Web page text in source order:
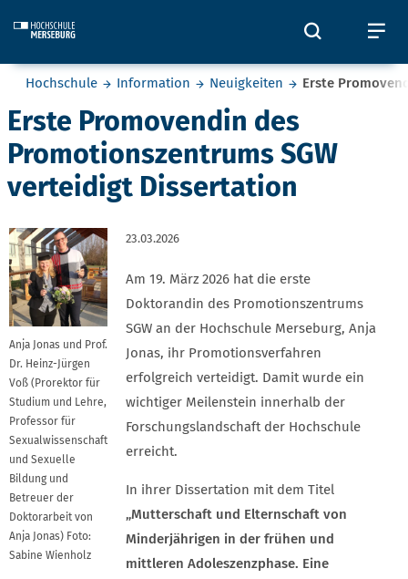
Öffnet
Sie befinden sich hier:
Hochschule Information Neuigkeiten Erste
Erste Promovendin des
Promotionszentrums SGW
verteidigt Dissertation
Anja Jonas und Prof.
Dr. Heinz-Jürgen
Voß (Prorektor für
Studium und Lehre,
Professor für
Sexualwissenschaft
und Sexuelle
Bildung und
Betreuer der
Doktorarbeit von
Anja Jonas) Foto:
Sabine Wienholz
23.03.2026
Am 19. März 2026 hat die erste
Doktorandin des Promotionszentrums
SGW an der Hochschule Merseburg, Anja
Jonas, ihr Promotionsverfahren
erfolgreich verteidigt. Damit wurde ein
wichtiger Meilenstein innerhalb der
Forschungslandschaft der Hochschule
erreicht.
In ihrer Dissertation mit dem Titel
„Mutterschaft und Elternschaft von
Minderjährigen in der frühen und
mittleren Adoleszenzphase. Eine